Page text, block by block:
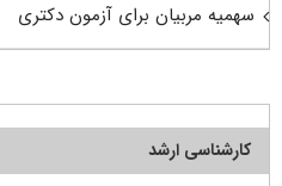
سهمیه مربیان برای آزمون دکتری
کارشناسی ارشد